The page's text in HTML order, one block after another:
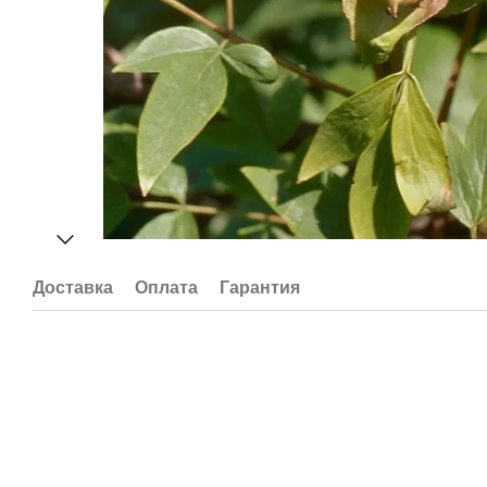
Доставка Оплата Гарантия